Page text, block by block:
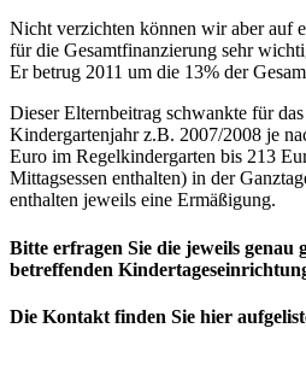
Nicht verzichten können wir aber auf
für die Gesamtfinanzierung sehr
Er betrug 2011 um die 13% der
Dieser Elternbeitrag schwankte für
Kindergartenjahr z.B. 2007/2008 je
Euro im Regelkindergarten bis 213
Mittagsessen enthalten) in der
enthalten jeweils eine Ermäßigung.
Bitte erfragen Sie die jeweils genau
betreffenden
Die Kontakt finden Sie hier